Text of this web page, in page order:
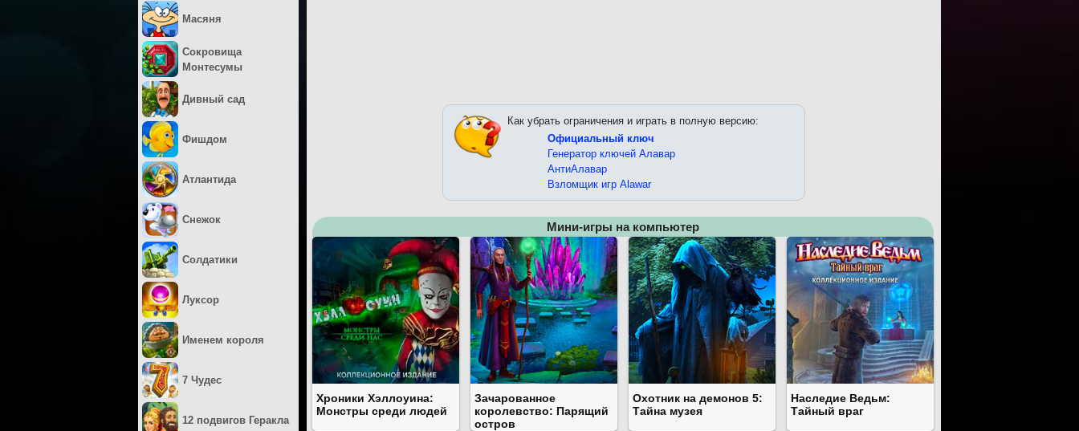
Как убрать ограничения и играть в полную версию:
Официальный ключ
Генератор ключей Алавар
АнтиАлавар
Взломщик игр Alawar
Мини-игры на компьютер
Хроники Хэллоуина:
Монстры среди людей
Зачарованное
королевство: Парящий
остров
Охотник на демонов 5:
Тайна музея
Наследие Ведьм:
Тайный враг
Масяня
Сокровища
Монтесумы
Дивный сад
Фишдом
Атлантида
Снежок
Солдатики
Луксор
Именем короля
7 Чудес
12 подвигов Геракла